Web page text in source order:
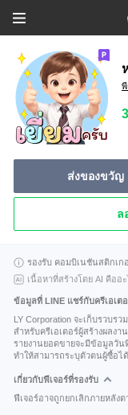
ส่งของขวัญ
ล
รองรับ คอมบิเนชันสติกเก
เนื้อหาที่สร้างโดย AI คืออ
ข้อมูลที่ LINE แชร์กับครีเอเต
LY Corporation จะเก็บรวบร
สำหรับครีเอเตอร์ผู้สร้างผลงาน
รายงานยอดขายจะมีข้อมูลวั
ทำให้สามารถระบุตัวตนผู้ซื้อได้
เกี่ยวกับฟีเจอร์ที่รองรับ
ฟีเจอร์อาจถูกยกเลิกภายหลังต